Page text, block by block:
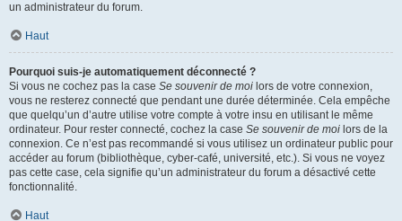
un administrateur du forum.
Haut
Pourquoi suis-je automatiquement déconnecté ?
Si vous ne cochez pas la case Se souvenir de moi lors de votre connexion,
vous ne resterez connecté que pendant une durée déterminée. Cela empêche
que quelqu’un d’autre utilise votre compte à votre insu en utilisant le même
ordinateur. Pour rester connecté, cochez la case Se souvenir de moi lors de la
connexion. Ce n’est pas recommandé si vous utilisez un ordinateur public pour
accéder au forum (bibliothèque, cyber-café, université, etc.). Si vous ne voyez
pas cette case, cela signifie qu’un administrateur du forum a désactivé cette
fonctionnalité.
Haut